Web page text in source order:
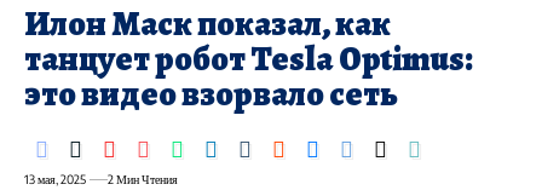
Илон Маск показал, как
танцует робот Tesla Optimus:
это видео взорвало сеть
13 мая, 2025 2 Мин Чтения